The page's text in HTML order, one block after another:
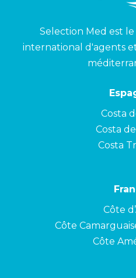
Selection Med est
international d'agents
Costa
Costa
Costa
Côte
Côte
Côte